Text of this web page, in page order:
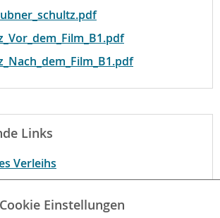
Links
Verleihs
filmportal.de
Cookie Einstellungen